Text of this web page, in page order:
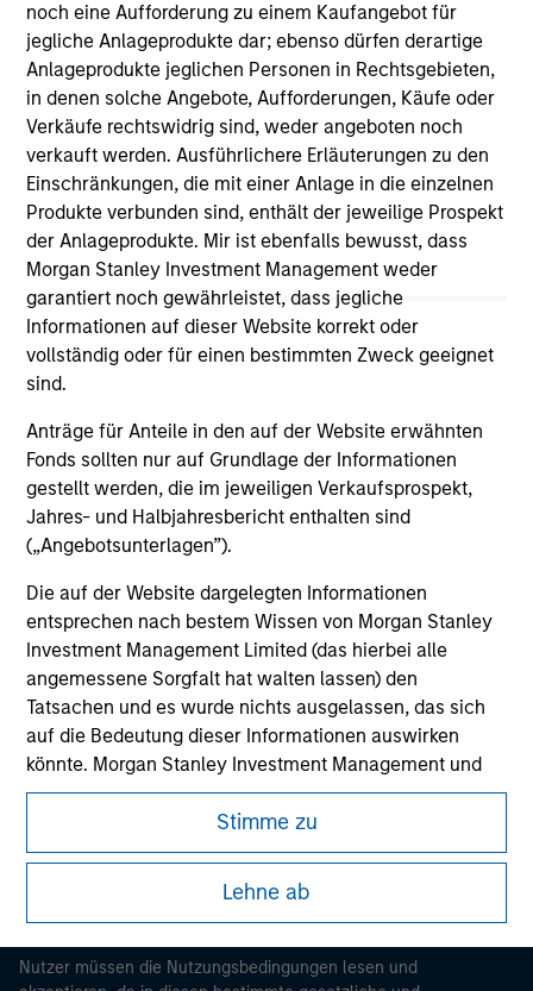
noch eine Aufforderung zu einem Kaufangebot für
jegliche Anlageprodukte dar; ebenso dürfen derartige
Anlageprodukte jeglichen Personen in Rechtsgebieten,
in denen solche Angebote, Aufforderungen, Käufe oder
Verkäufe rechtswidrig sind, weder angeboten noch
verkauft werden. Ausführlichere Erläuterungen zu den
Einschränkungen, die mit einer Anlage in die einzelnen
Produkte verbunden sind, enthält der jeweilige Prospekt
der Anlageprodukte. Mir ist ebenfalls bewusst, dass
Morgan Stanley Investment Management weder
garantiert noch gewährleistet, dass jegliche
Informationen auf dieser Website korrekt oder
vollständig oder für einen bestimmten Zweck geeignet
sind.
Anträge für Anteile in den auf der Website erwähnten
Fonds sollten nur auf Grundlage der Informationen
gestellt werden, die im jeweiligen Verkaufsprospekt,
Jahres- und Halbjahresbericht enthalten sind
(„Angebotsunterlagen”).
Die auf der Website dargelegten Informationen
entsprechen nach bestem Wissen von Morgan Stanley
Investment Management Limited (das hierbei alle
angemessene Sorgfalt hat walten lassen) den
Tatsachen und es wurde nichts ausgelassen, das sich
auf die Bedeutung dieser Informationen auswirken
könnte. Morgan Stanley Investment Management und
seine verbundenen Unternehmen haften jedoch weder
für die Richtigkeit dieser Informationen noch für Fehler
oder Auslassungen durch Dritte.
Um die Nutzung von Anlagefonds für Geldwäsche zu
verhindern, gelten für im Finanzsektor tätige Personen
besondere Verpflichtungen. Vor diesem Hintergrund ist
ein Verfahren zur Identifizierung von Fondszeichnern
Stimme zu
Lehne ab
As of July 25, 2025. The above is provided for informational
and educational purposes only. There is no guarantee that
the investment mentioned resulted in positive performance
(for realized holdings), or will perform well in the future (for
current holdings). The trademarks and service marks above
are the property of their respective owners. The information
on this website has not been authorized, sponsored, or
otherwise approved by such owners. By clicking on any
links shown here, you agree that you are navigating to a
third party site. We are providing these hyperlinks to you
only as a convenience and the inclusion of any hyperlink is
not and does not imply any endorsement, approval,
investigation, verification or monitoring by us of any
information contained in any hyperlinked site. In no event
shall we be responsible for the information contained on
the site or your use of such site.
Morgan Stanley
Morgan Stanley Careers
Dieses Dokument ist ein Marketingdokument.
Nutzer müssen die Nutzungsbedingungen lesen und